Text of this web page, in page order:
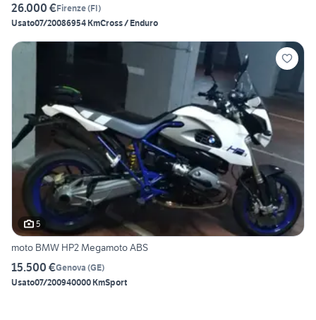
26.000 €Firenze(FI)
Usato07/20086954 KmCross / Enduro
5
moto BMW HP2 Megamoto ABS
15.500 €Genova (GE)
Usato07/200940000 KmSport